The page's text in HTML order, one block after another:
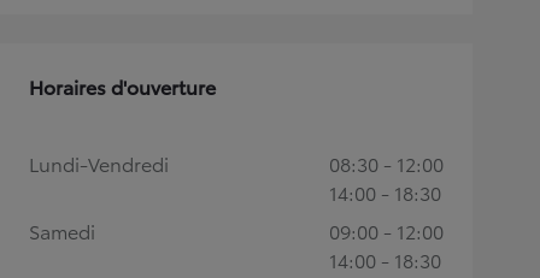
Horaires d'ouverture
Lundi-Vendredi
08:30 - 12:00
14:00 - 18:30
Samedi
09:00 - 12:00
14:00 - 18:30